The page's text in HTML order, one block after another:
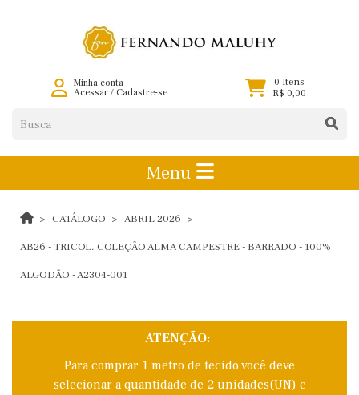
Minha conta
Acessar/ Cadastre-se
0 Itens
R$ 0,00
Menu
CATÁLOGO ABRIL 2026
AB26 - TRICOL. COLEÇÃO ALMA CAMPESTRE - BARRADO - 100%
ALGODÃO - A2304-001
ATENÇÃO:
Para comprar 1 metro de tecido você deve
selecionar a quantidade de 2 unidades(UN) e